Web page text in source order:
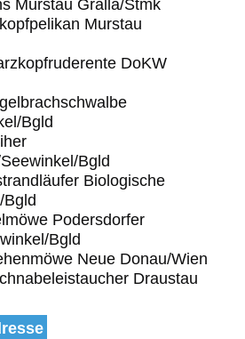
Murstau Gralla/Stmk
Murstau
DoKW
Bgld
Bgld
Biologische
Bgld
Podersdorfer
Bgld
Neue Donau/Wien
Draustau